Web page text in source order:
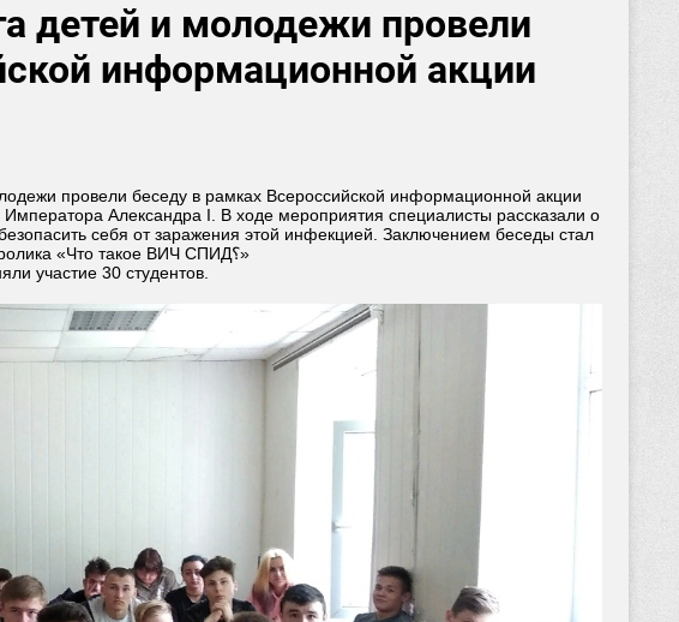
детей и молодежи провели
информационной акции
провели беседу в рамках Всероссийской информационной акции
Александра I. В ходе мероприятия специалисты рассказали о
себя от заражения этой инфекцией. Заключением беседы стал
просмотр видеоролика «Что такое ВИЧ СПИД؟»
участие 30 студентов.